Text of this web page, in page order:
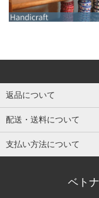
返品について
配送・送料について
支払い方法について
ベト